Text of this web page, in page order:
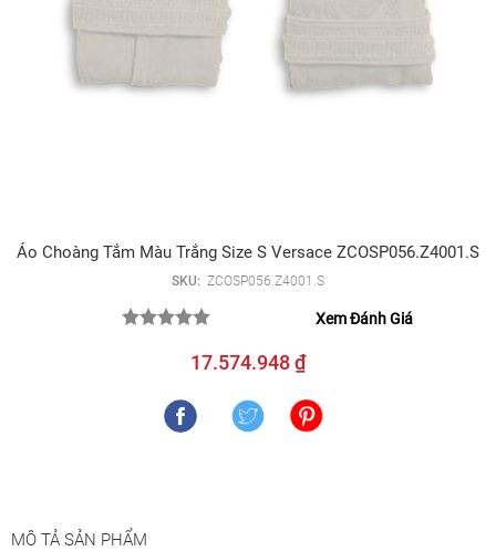
Áo Choàng Tắm Màu Trắng Size S Versace ZCOSP056.Z4001.S
SKU: ZCOSP056.Z4001.S
Xem Đánh Giá
17.574.948 ₫
MÔ TẢ SẢN PHẨM